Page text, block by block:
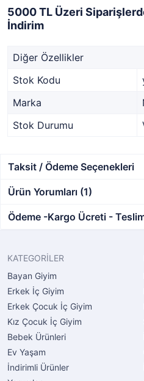
5000 TL Üzeri
İndirim
Diğer Özellikler
Stok Kodu
Marka
Stok Durumu
Taksit / Ödeme Seçenekleri
Ürün Yorumları (1)
Ödeme -Kargo Ücreti -
KATEGORİLER
Bayan Giyim
Erkek İç Giyim
Erkek Çocuk İç Giyim
Kız Çocuk İç Giyim
Bebek Ürünleri
Ev Yaşam
İndirimli Ürünler